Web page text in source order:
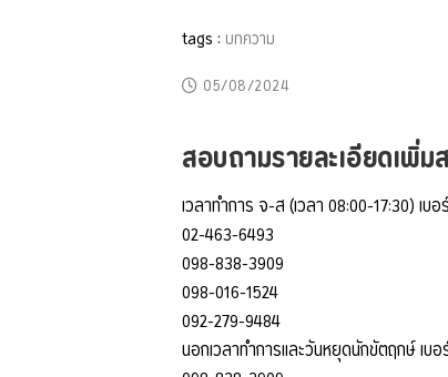
tags : บทความ
05/08/2024
สอบถามรายละเอียดเพิ่
เวลาทำการ จ-ส (เวลา 08:00-17:30) เบ
02-463-6493
098-838-3909
098-016-1524
092-279-9484
นอกเวลาทำการและวันหยุดนักขัตฤกษ์ เบ